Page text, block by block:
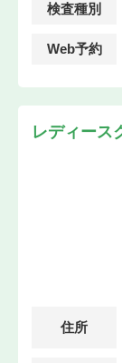
検査種別
Web予約
レディース
住所